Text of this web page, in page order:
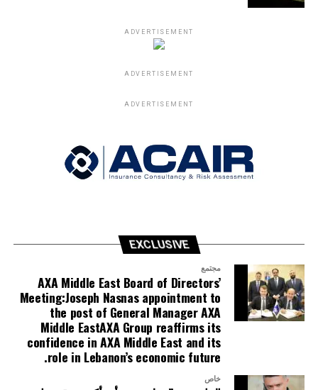
ADVERTISEMENT
ADVERTISEMENT
ADVERTISEMENT
EXCLUSIVE
مجتمع
AXA Middle East Board of Directors’
Meeting:Joseph Nasnas appointment to
the post of General Manager AXA
Middle EastAXA Group reaffirms its
confidence in AXA Middle East and its
role in Lebanon’s economic future.
خاص